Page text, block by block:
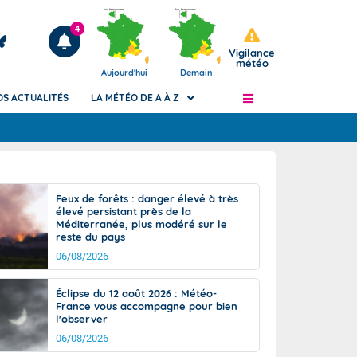
Articles
4
Aujourd'hui Demain
Vigilance
météo
de
Phénomènes dangereux de J+2 à J+7
Avertissement pluies intenses à l'échelle
des communes (Apic)
Bulletins Marine
d'avalanche
Météo des forêts
Vigicrues
ACTUALITÉS LA MÉTÉO DE A À Z
Feux de forêts : danger élevé à très
élevé persistant près de la
Méditerranée, plus modéré sur le
reste du pays
06/08/2026
Éclipse du 12 août 2026 : Météo-
France vous accompagne pour bien
l'observer
06/08/2026